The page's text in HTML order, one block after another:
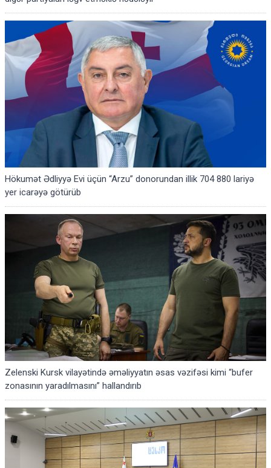
Hökumət Ədliyyə Evi üçün “Arzu” donorundan illik 704 880 lariyə
yer icarəyə götürüb
Zelenski Kursk vilayətində əməliyyatın əsas vəzifəsi kimi “bufer
zonasının yaradılmasını” hallandırıb